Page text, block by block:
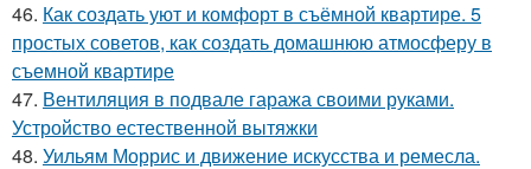
46. Как создать уют и комфорт в съёмной квартире. 5
простых советов, как создать домашнюю атмосферу в
съемной квартире
47. Вентиляция в подвале гаража своими руками.
Устройство естественной вытяжки
48. Уильям Моррис и движение искусства и ремесла.